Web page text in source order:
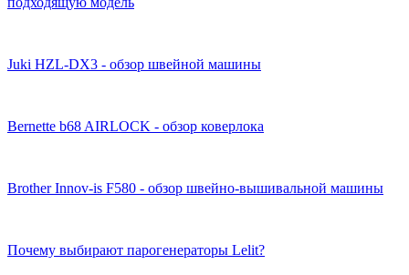
Juki HZL-DX3 - обзор швейной машины
Bernette b68 AIRLOCK - обзор коверлока
Brother Innov-is F580 - обзор швейно-вышивальной машины
Почему выбирают парогенераторы Lelit?